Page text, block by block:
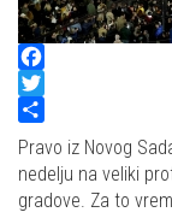
Facebook
Twitter
Share
Pravo iz Novog
nedelju na veliki
gradove. Za to